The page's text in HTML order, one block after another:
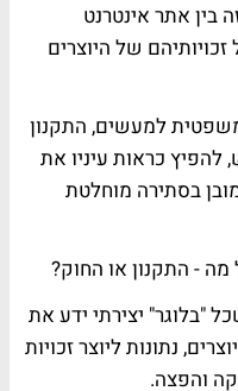
בין אתר אינטרנט
של היוצרים
למעשים, התקנון
כראות עיניו את
בסתירה מוחלטת
- התקנון או החוק?
"בלוגר" יצירתי ידע את
נתונות ליוצר זכויות
והפצה.